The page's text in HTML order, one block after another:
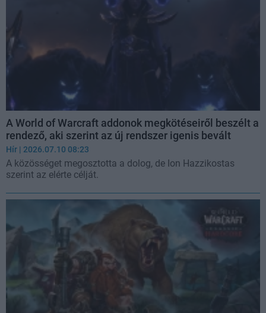
A World of Warcraft addonok megkötéseiről beszélt a
rendező, aki szerint az új rendszer igenis bevált
Hír | 2026.07.10 08:23
A közösséget megosztotta a dolog, de Ion Hazzikostas
szerint az elérte célját.